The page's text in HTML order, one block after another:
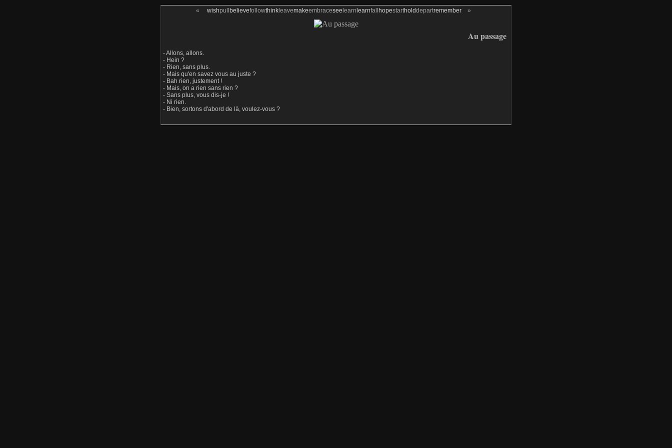
« wishpull believefollowthinkleavemakeembracesee learn learnfall hopestartholddepartremember »
Au passage
- Allons, allons.
- Hein ?
- Rien, sans plus.
- Mais qu'en savez vous au juste ?
- Bah rien, justement !
- Mais, on a rien sans rien ?
- Sans plus, vous dis-je !
- Ni rien.
- Bien, sortons d'abord de là, voulez-vous ?